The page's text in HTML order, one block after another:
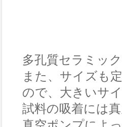
多孔質セラミッ
また、サイズも
ので、大きいサ
試料の吸着には